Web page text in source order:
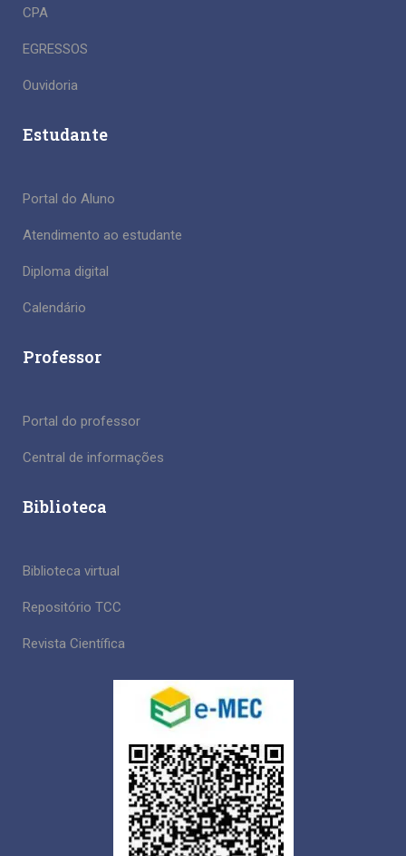
CPA
EGRESSOS
Ouvidoria
Estudante
Portal do Aluno
Atendimento ao estudante
Diploma digital
Calendário
Professor
Portal do professor
Central de informações
Biblioteca
Biblioteca virtual
Repositório TCC
Revista Científica